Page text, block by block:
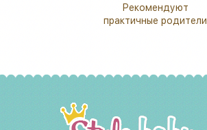
Рекомендуют
практичные родители